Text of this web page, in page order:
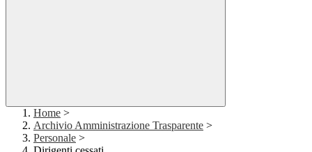
Home >
Archivio Amministrazione Trasparente >
Personale >